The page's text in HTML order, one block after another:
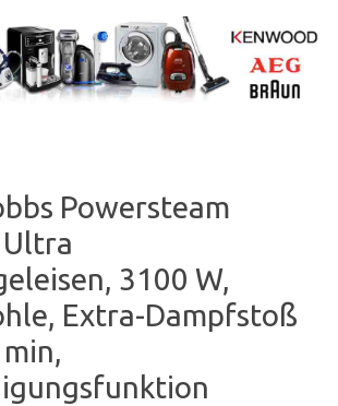
Powersteam
3100 W,
Extra-Dampfstoß